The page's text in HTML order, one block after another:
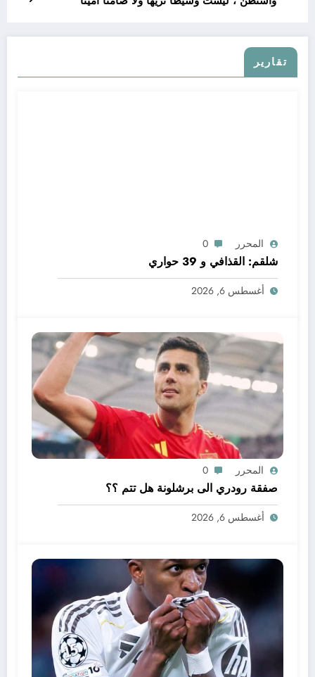
تقارير
المحرر 0
شلقم: القذافي و 39 حواري
أغسطس 6, 2026
المحرر 0
صفقة رودري الى برشلونة هل تتم ؟؟
أغسطس 6, 2026